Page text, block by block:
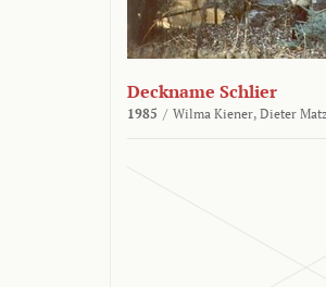
Deckname Schlier
1985 / Wilma Kiener, Dieter